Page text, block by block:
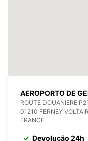
AEROPORTO DE
ROUTE DOUANIERE P21
01210 FERNEY
FRANCE
Devolução 24h